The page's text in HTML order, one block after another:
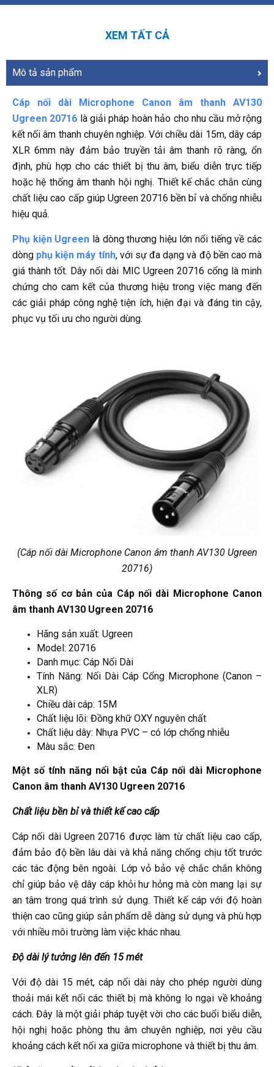
XEM TẤT CẢ
Mô tả sản phẩm
Cáp nối dài Microphone Canon âm thanh AV130
Ugreen 20716 là giải pháp hoàn hảo cho nhu cầu mở rộng
kết nối âm thanh chuyên nghiệp. Với chiều dài 15m, dây cáp
XLR 6mm này đảm bảo truyền tải âm thanh rõ ràng, ổn
định, phù hợp cho các thiết bị thu âm, biểu diễn trực tiếp
hoặc hệ thống âm thanh hội nghị. Thiết kế chắc chắn cùng
chất liệu cao cấp giúp Ugreen 20716 bền bỉ và chống nhiễu
hiệu quả.
Phụ kiện Ugreen là dòng thương hiệu lớn nổi tiếng về các
dòng phụ kiện máy tính, với sự đa dạng và độ bền cao mà
giá thành tốt. Dây nối dài MIC Ugreen 20716 cổng là minh
chứng cho cam kết của thương hiệu trong việc mang đến
các giải pháp công nghệ tiện ích, hiện đại và đáng tin cậy,
phục vụ tối ưu cho người dùng.
(Cáp nối dài Microphone Canon âm thanh AV130 Ugreen
20716)
Thông số cơ bản của Cáp nối dài Microphone Canon
âm thanh AV130 Ugreen 20716
Hãng sản xuất: Ugreen
Model: 20716
Danh mục: Cáp Nối Dài
Tính Năng: Nối Dài Cáp Cổng Microphone (Canon –
XLR)
Chiều dài cáp: 15M
Chất liệu lõi: Đồng khữ OXY nguyên chất
Chất liệu dây: Nhựa PVC – có lớp chổng nhiễu
Màu sắc: Đen
Một số tính năng nổi bật của Cáp nối dài Microphone
Canon âm thanh AV130 Ugreen 20716
Chất liệu bền bỉ và thiết kế cao cấp
Cáp nối dài Ugreen 20716 được làm từ chất liệu cao cấp,
đảm bảo độ bền lâu dài và khả năng chống chịu tốt trước
các tác động bên ngoài. Lớp vỏ bảo vệ chắc chắn không
chỉ giúp bảo vệ dây cáp khỏi hư hỏng mà còn mang lại sự
an tâm trong quá trình sử dụng. Thiết kế cáp với độ hoàn
thiện cao cũng giúp sản phẩm dễ dàng sử dụng và phù hợp
với nhiều môi trường làm việc khác nhau.
Độ dài lý tưởng lên đến 15 mét
Với độ dài 15 mét, cáp nối dài này cho phép người dùng
thoải mái kết nối các thiết bị mà không lo ngại về khoảng
cách. Đây là một giải pháp tuyệt vời cho các buổi biểu diễn,
hội nghị hoặc phòng thu âm chuyên nghiệp, nơi yêu cầu
khoảng cách kết nối xa giữa microphone và thiết bị thu âm.